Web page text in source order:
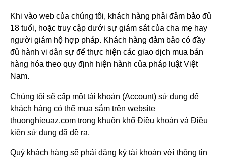
Khi vào web của chúng tôi, khách hàng phải đảm bảo đủ
18 tuổi, hoặc truy cập dưới sự giám sát của cha mẹ hay
người giám hộ hợp pháp. Khách hàng đảm bảo có đầy
đủ hành vi dân sự để thực hiện các giao dịch mua bán
hàng hóa theo quy định hiện hành của pháp luật Việt
Nam.
Chúng tôi sẽ cấp một tài khoản (Account) sử dụng để
khách hàng có thể mua sắm trên website
thuonghieuaz.com trong khuôn khổ Điều khoản và Điều
kiện sử dụng đã đề ra.
Quý khách hàng sẽ phải đăng ký tài khoản với thông tin